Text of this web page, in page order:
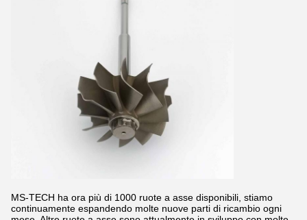
MS-TECH ha ora più di 1000 ruote a asse disponibili, stiamo
continuamente espandendo molte nuove parti di ricambio ogni